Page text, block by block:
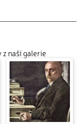
naší galerie